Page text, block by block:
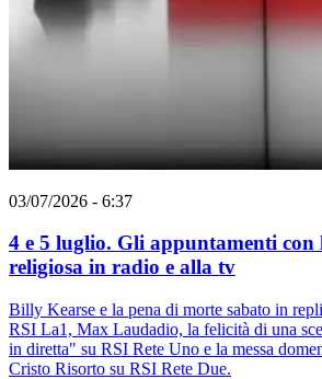
03/07/2026 - 6:37
4 e 5 luglio. Gli appuntamenti
religiosa in radio e alla tv
Billy Kearse e la pena di morte sabato in
RSI La1, Max Laudadio, la felicità di una
in diretta" su RSI Rete Uno e la messa
Cristo Risorto su RSI Rete Due.